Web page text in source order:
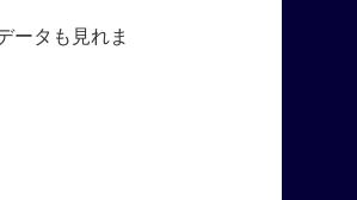
ータも見れま